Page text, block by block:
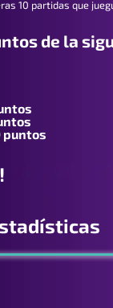
10 partidas que
de la
puntos